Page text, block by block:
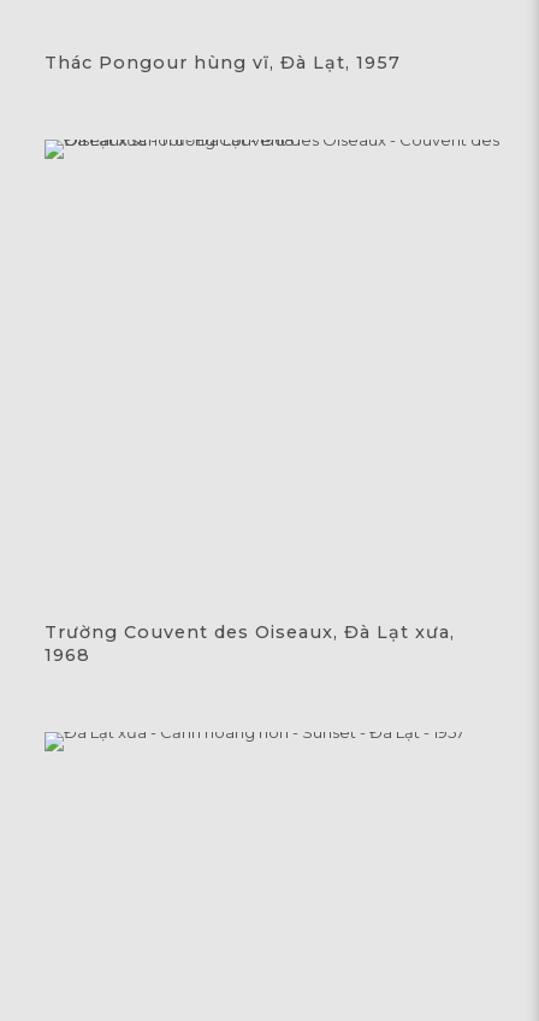
Thác Pongour hùng vĩ, Đà Lạt, 1957
Trường Couvent des Oiseaux, Đà Lạt xưa,
1968